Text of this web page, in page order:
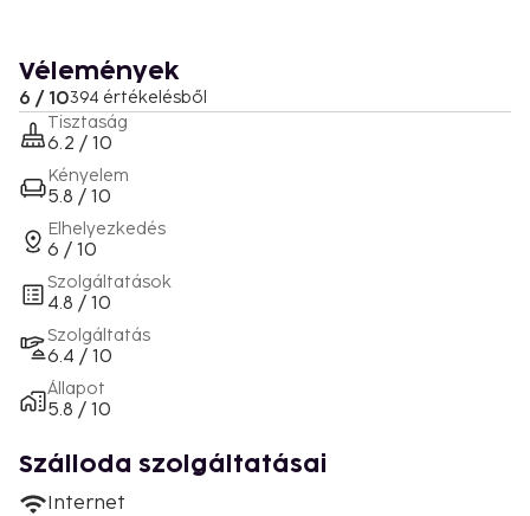
Vélemények
6 / 10394 értékelésből
Tisztaság
6.2 / 10
Kényelem
5.8 / 10
Elhelyezkedés
6 / 10
Szolgáltatások
4.8 / 10
Szolgáltatás
6.4 / 10
Állapot
5.8 / 10
Szálloda szolgáltatásai
Internet